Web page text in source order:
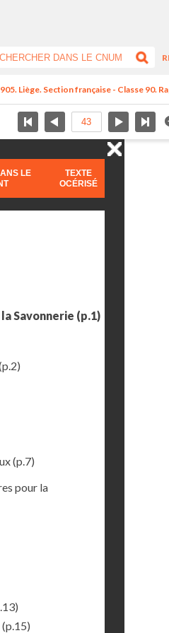
Liège. Section française - Classe 90.
LE
TEXTE
OCÉRISÉ
Savonnerie (p.1)
(p.7)
pour la
(p.15)